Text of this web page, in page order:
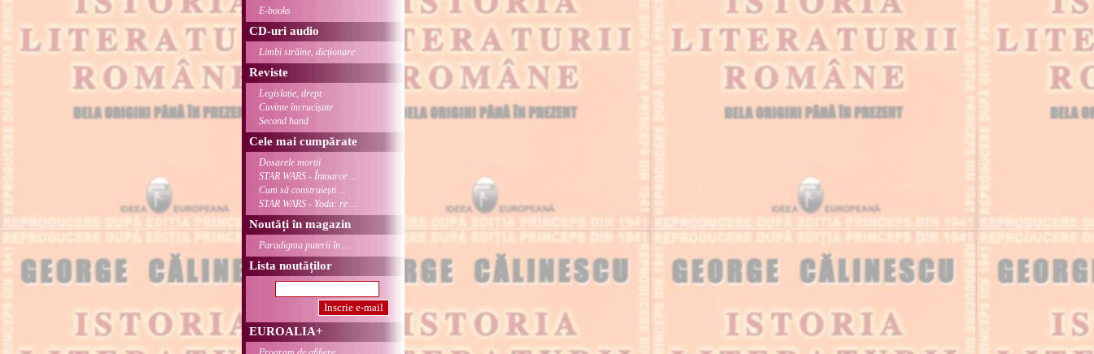
E-books
CD-uri audio
Limbi străine, dicționare
Reviste
Legislație, drept
Cuvinte încrucișate
Second hand
Cele mai cumpărate
Dosarele morții
STAR WARS - Întoarce ...
Cum să construiești ...
STAR WARS - Yoda: re ...
Noutăți în magazin
Paradigma puterii în ...
Lista noutăților
EUROALIA+